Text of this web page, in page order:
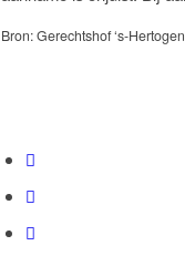
Bron: Gerechtshof ‘s-